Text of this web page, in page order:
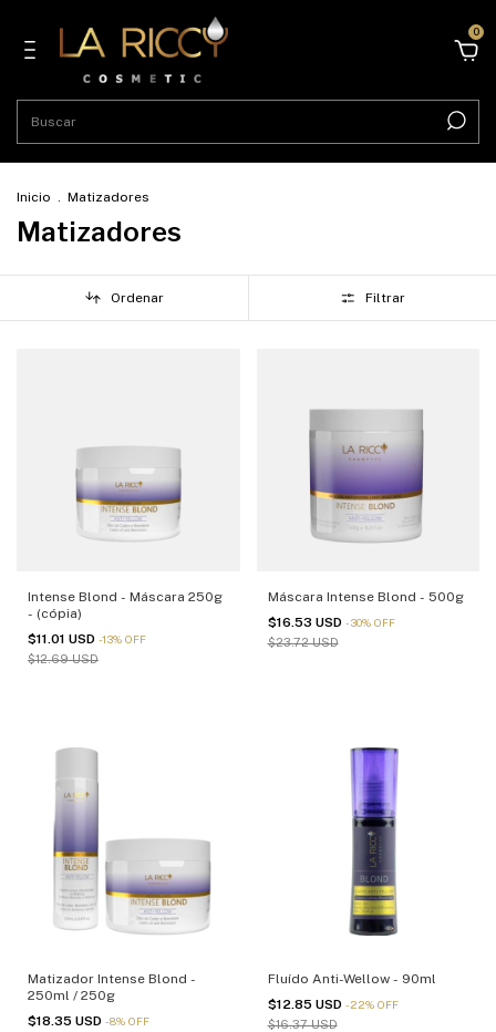
0
Inicio . Matizadores
Matizadores
Ordenar Filtrar
Intense Blond - Máscara 250g
- (cópia)
$11.01 USD -13% OFF
$12.69 USD
Máscara Intense Blond - 500g
$16.53 USD -30% OFF
$23.72 USD
Matizador Intense Blond -
250ml / 250g
$18.35 USD -8% OFF
Fluído Anti-Wellow - 90ml
$12.85 USD -22% OFF
$16.37 USD